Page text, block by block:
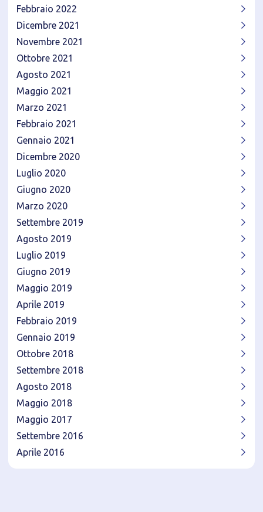
Febbraio 2022
Dicembre 2021
Novembre 2021
Ottobre 2021
Agosto 2021
Maggio 2021
Marzo 2021
Febbraio 2021
Gennaio 2021
Dicembre 2020
Luglio 2020
Giugno 2020
Marzo 2020
Settembre 2019
Agosto 2019
Luglio 2019
Giugno 2019
Maggio 2019
Aprile 2019
Febbraio 2019
Gennaio 2019
Ottobre 2018
Settembre 2018
Agosto 2018
Maggio 2018
Maggio 2017
Settembre 2016
Aprile 2016